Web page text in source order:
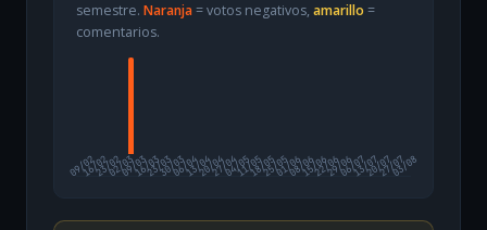
semestre. Naranja= votos negativos, amarillo =
comentarios.
09/02
16/0223/0202/0309/0316/0323/0330/0306/0413/0420/0427/0404/0511/0518/0525/0501/0608/0615/0622/0629/0606/0713/0720/0727/07
03/08